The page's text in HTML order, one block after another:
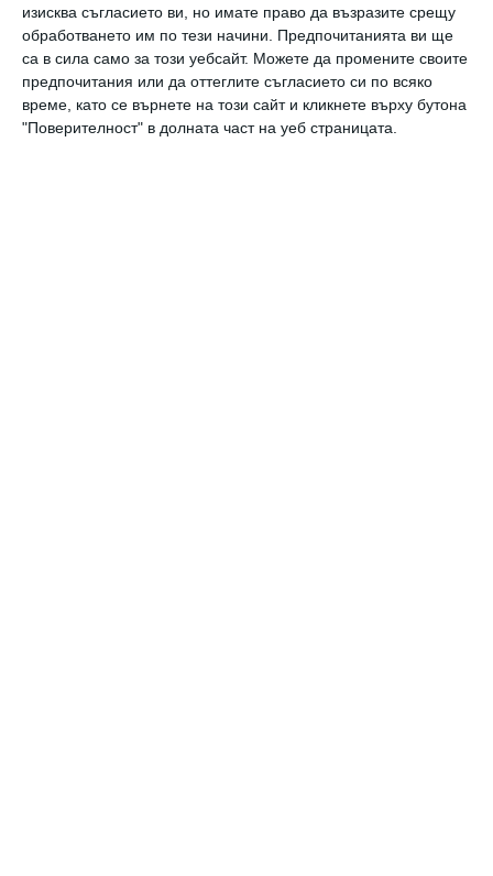
изисква съгласието ви, но имате право да възразите срещу
обработването им по тези начини. Предпочитанията ви ще
са в сила само за този уебсайт. Можете да промените своите
предпочитания или да оттеглите съгласието си по всяко
време, като се върнете на този сайт и кликнете върху бутона
"Поверителност" в долната част на уеб страницата.
Здраве
Децата и сънят